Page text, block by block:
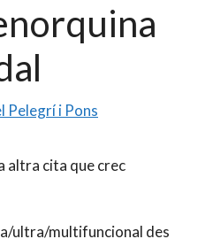
Pelegrí i Pons
altra cita que crec
ultra/multifuncional des